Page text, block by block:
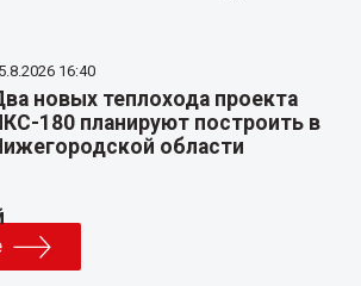
16:40
новых теплохода проекта
180 планируют построить в
области